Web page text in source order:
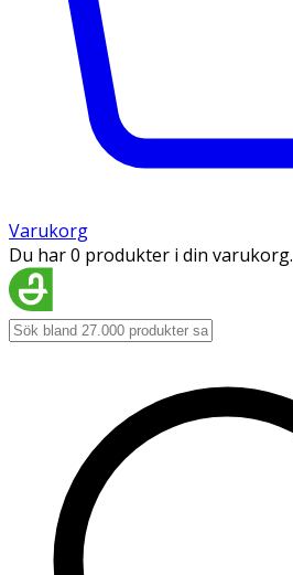
Varukorg
Du har 0 produkter i din varukorg.